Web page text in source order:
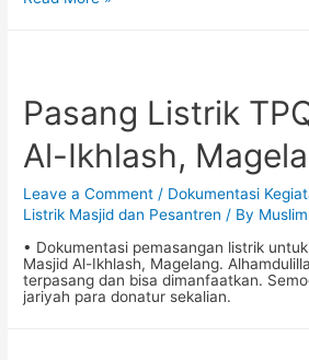
Wonosobo
Pasang Listrik
Al-Ikhlash,
Leave a Comment / Dokumentasi
Listrik Masjid dan Pesantren / By
• Dokumentasi pemasangan listrik
Masjid Al-Ikhlash, Magelang.
terpasang dan bisa dimanfaatkan.
jariyah para donatur sekalian.